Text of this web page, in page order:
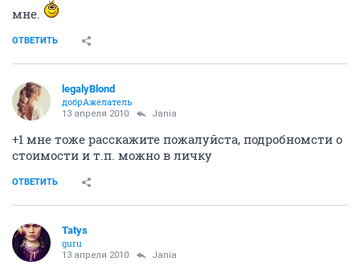
мне.
ОТВЕТИТЬ
legalyBlond
добрАжелатель
13 апреля 2010 Jania
+1 мне тоже расскажите пожалуйста, подробномсти о
стоимости и т.п. можно в личку
ОТВЕТИТЬ
Tatys
guru
13 апреля 2010 Jania